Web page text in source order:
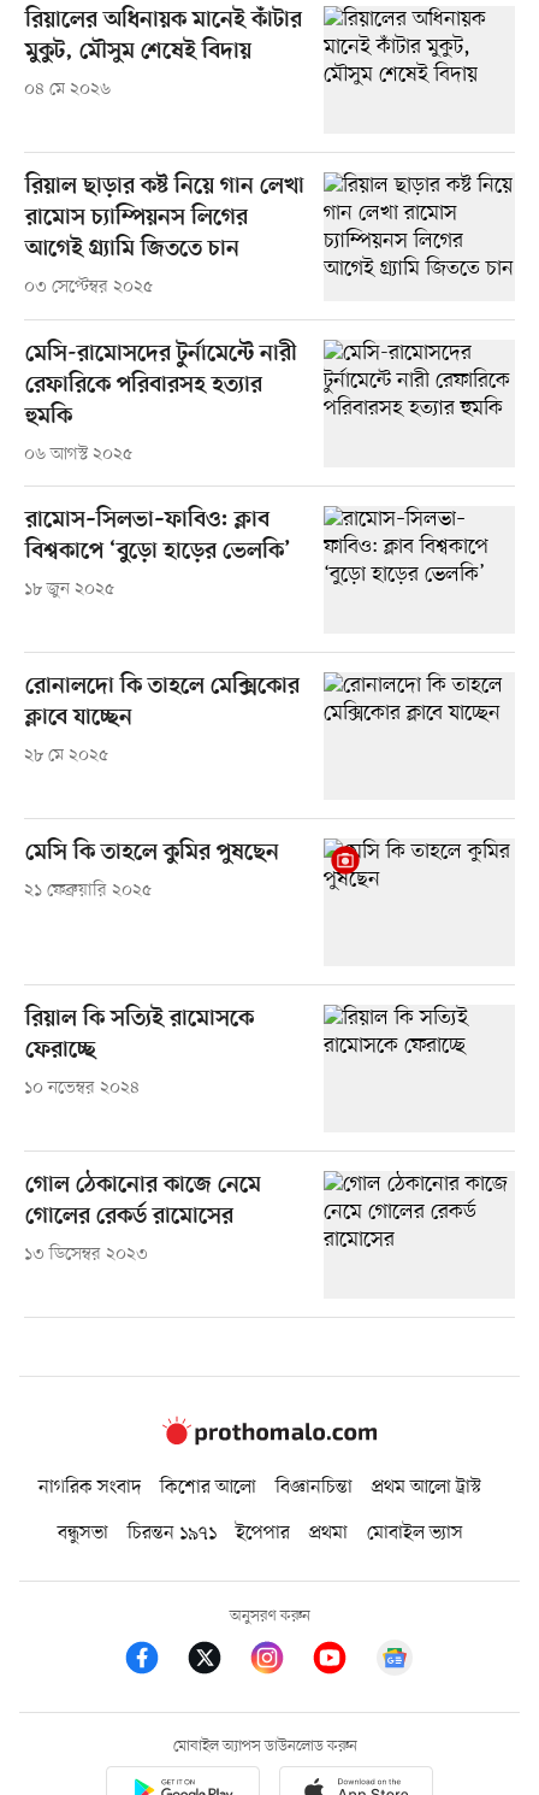
রিয়ালের অধিনায়ক মানেই কাঁটার
মুকুট, মৌসুম শেষেই বিদায়
০৪ মে ২০২৬
রিয়াল ছাড়ার কষ্ট নিয়ে গান লেখা
রামোস চ্যাম্পিয়নস লিগের
আগেই গ্র্যামি জিততে চান
০৩ সেপ্টেম্বর ২০২৫
মেসি-রামোসদের টুর্নামেন্টে নারী
রেফারিকে পরিবারসহ হত্যার
হুমকি
০৬ আগস্ট ২০২৫
রামোস–সিলভা–ফাবিও: ক্লাব
বিশ্বকাপে ‘বুড়ো হাড়ের ভেলকি’
১৮ জুন ২০২৫
রোনালদো কি তাহলে মেক্সিকোর
ক্লাবে যাচ্ছেন
২৮ মে ২০২৫
মেসি কি তাহলে কুমির পুষছেন
২১ ফেব্রুয়ারি ২০২৫
রিয়াল কি সত্যিই রামোসকে
ফেরাচ্ছে
১০ নভেম্বর ২০২৪
গোল ঠেকানোর কাজে নেমে
গোলের রেকর্ড রামোসের
১৩ ডিসেম্বর ২০২৩
নাগরিক সংবাদ কিশোর আলো বিজ্ঞানচিন্তা
প্রথম আলো ট্রাস্ট
বন্ধুসভা
চিরন্তন ১৯৭১ ইপেপার প্রথমা মোবাইল ভ্যাস
অনুসরণ করুন
মোবাইল অ্যাপস ডাউনলোড করুন